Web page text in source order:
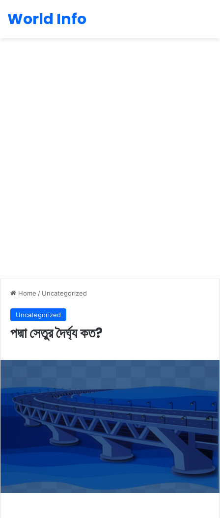
World Info
Home / Uncategorized
Uncategorized
পদ্মা সেতুর দৈর্ঘ্য কত?